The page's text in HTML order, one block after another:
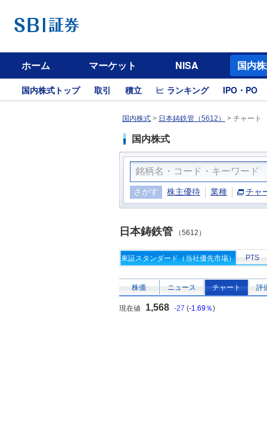
ホーム マーケット NISA 国内
国内株式トップ 取引 積立 ランキング IPO・PO
国内株式 > 日本鋳鉄管（5612） > チャート
国内株式
さがす 株主優待 業種 チャ
日本鋳鉄管 （5612）
東証スタンダード（当社優先市場） PTS
株価 ニュース チャート 評
現在値 1,568 -27 (-1.69％)